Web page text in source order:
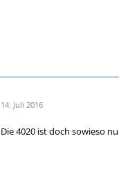
14. Juli 2016
Die 4020 ist doch sowieso